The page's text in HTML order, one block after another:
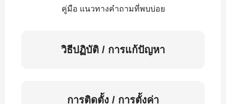
คู่มือ แนวทางคำถามที่พบบ่อย
วิธีปฏิบัติ / การแก้ปัญหา
การติดตั้ง / การตั้งค่า